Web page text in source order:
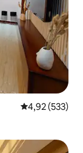
Gemiddelde
4,92 (533)